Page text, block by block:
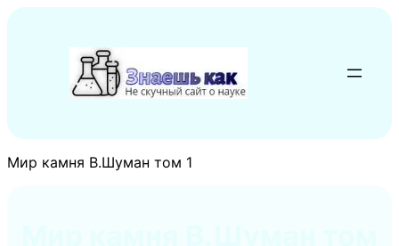
содержимому
Мир камня В.Шуман том 1